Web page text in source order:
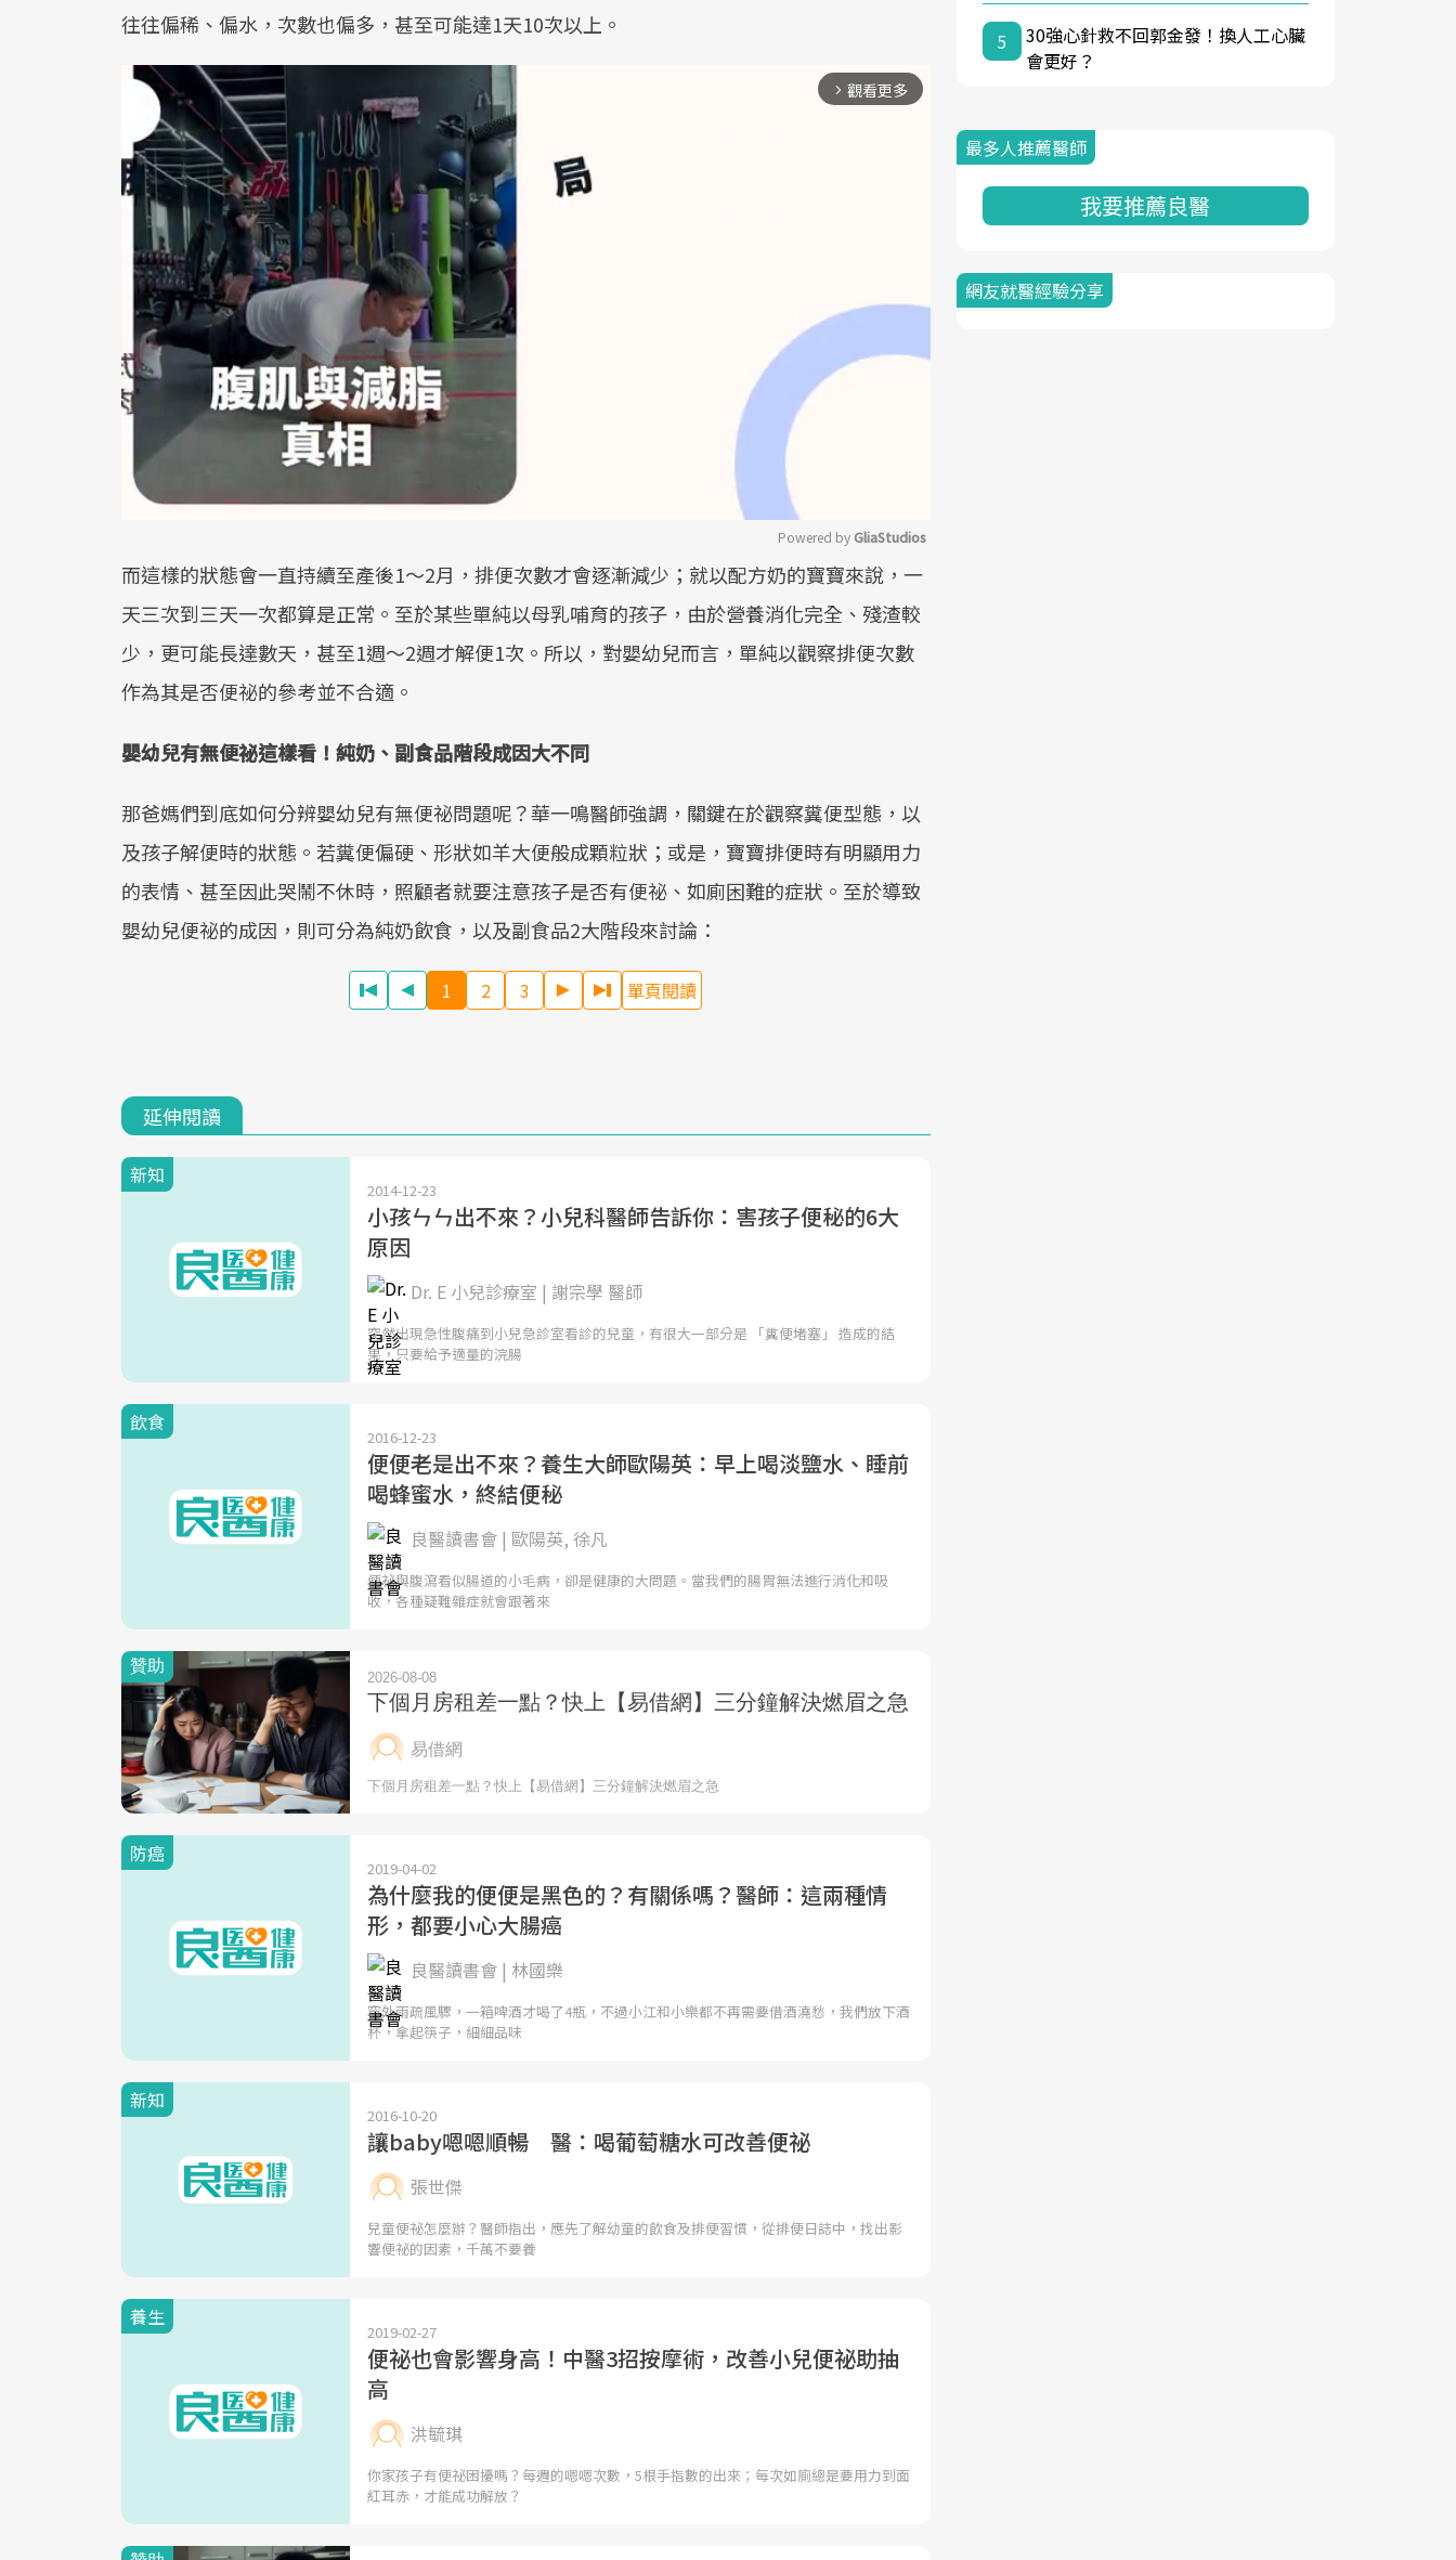
往往偏稀、偏水，次數也偏多，甚至可能達1天10次以上。
arrow_forward_ios 觀看更多
Mute
Powered by GliaStudios
而這樣的狀態會一直持續至產後1～2月，排便次數才會逐漸減少；就以配方奶的寶寶來說，一
天三次到三天一次都算是正常。至於某些單純以母乳哺育的孩子，由於營養消化完全、殘渣較
少，更可能長達數天，甚至1週～2週才解便1次。所以，對嬰幼兒而言，單純以觀察排便次數
作為其是否便祕的參考並不合適。
嬰幼兒有無便祕這樣看！純奶、副食品階段成因大不同
那爸媽們到底如何分辨嬰幼兒有無便祕問題呢？華一鳴醫師強調，關鍵在於觀察糞便型態，以
及孩子解便時的狀態。若糞便偏硬、形狀如羊大便般成顆粒狀；或是，寶寶排便時有明顯用力
的表情、甚至因此哭鬧不休時，照顧者就要注意孩子是否有便祕、如廁困難的症狀。至於導致
嬰幼兒便祕的成因，則可分為純奶飲食，以及副食品2大階段來討論：
1 2 3 單頁閱讀
延伸閱讀
新知
2014-12-23
小孩ㄣㄣ出不來？小兒科醫師告訴你：害孩子便秘的6大
原因
Dr. E 小兒診療室 | 謝宗學 醫師
突然出現急性腹痛到小兒急診室看診的兒童，有很大一部分是 「糞便堵塞」 造成的結
果，只要給予適量的浣腸
飲食
2016-12-23
便便老是出不來？養生大師歐陽英：早上喝淡鹽水、睡前
喝蜂蜜水，終結便秘
良醫讀書會 | 歐陽英, 徐凡
便祕與腹瀉看似腸道的小毛病，卻是健康的大問題。當我們的腸胃無法進行消化和吸
收，各種疑難雜症就會跟著來
防癌
2019-04-02
為什麼我的便便是黑色的？有關係嗎？醫師：這兩種情
形，都要小心大腸癌
良醫讀書會 | 林國樂
窗外雨疏風驟，一箱啤酒才喝了4瓶，不過小江和小樂都不再需要借酒澆愁，我們放下酒
杯，拿起筷子，細細品味
新知
2016-10-20
讓baby嗯嗯順暢 醫：喝葡萄糖水可改善便祕
張世傑
兒童便祕怎麼辦？醫師指出，應先了解幼童的飲食及排便習慣，從排便日誌中，找出影
響便祕的因素，千萬不要養
養生
2019-02-27
便祕也會影響身高！中醫3招按摩術，改善小兒便祕助抽
高
洪毓琪
你家孩子有便祕困擾嗎？每週的嗯嗯次數，5根手指數的出來；每次如廁總是要用力到面
紅耳赤，才能成功解放？
5
30強心針救不回郭金發！換人工心臟
會更好？
最多人推薦醫師
我要推薦良醫
網友就醫經驗分享